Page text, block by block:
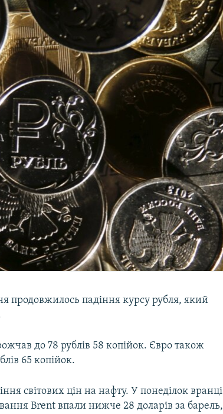
продовжилось падіння курсу рубля, який
до 78 рублів 58 копійок. Євро також
65 копійок.
світових цін на нафту. У понеділок вранці
Brent впали нижче 28 доларів за барель,